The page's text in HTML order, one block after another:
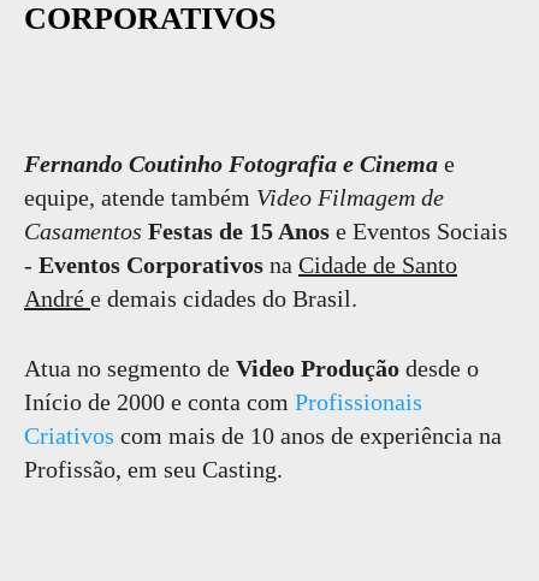
CORPORATIVOS
Fernando Coutinho Fotografia e Cinema e
equipe, atende também Video Filmagem de
Casamentos Festas de 15 Anos e Eventos Sociais
- Eventos Corporativos na Cidade de Santo
André e demais cidades do Brasil.
Atua no segmento de Video Produção desde o
Início de 2000 e conta com Profissionais
Criativos com mais de 10 anos de experiência na
Profissão, em seu Casting.